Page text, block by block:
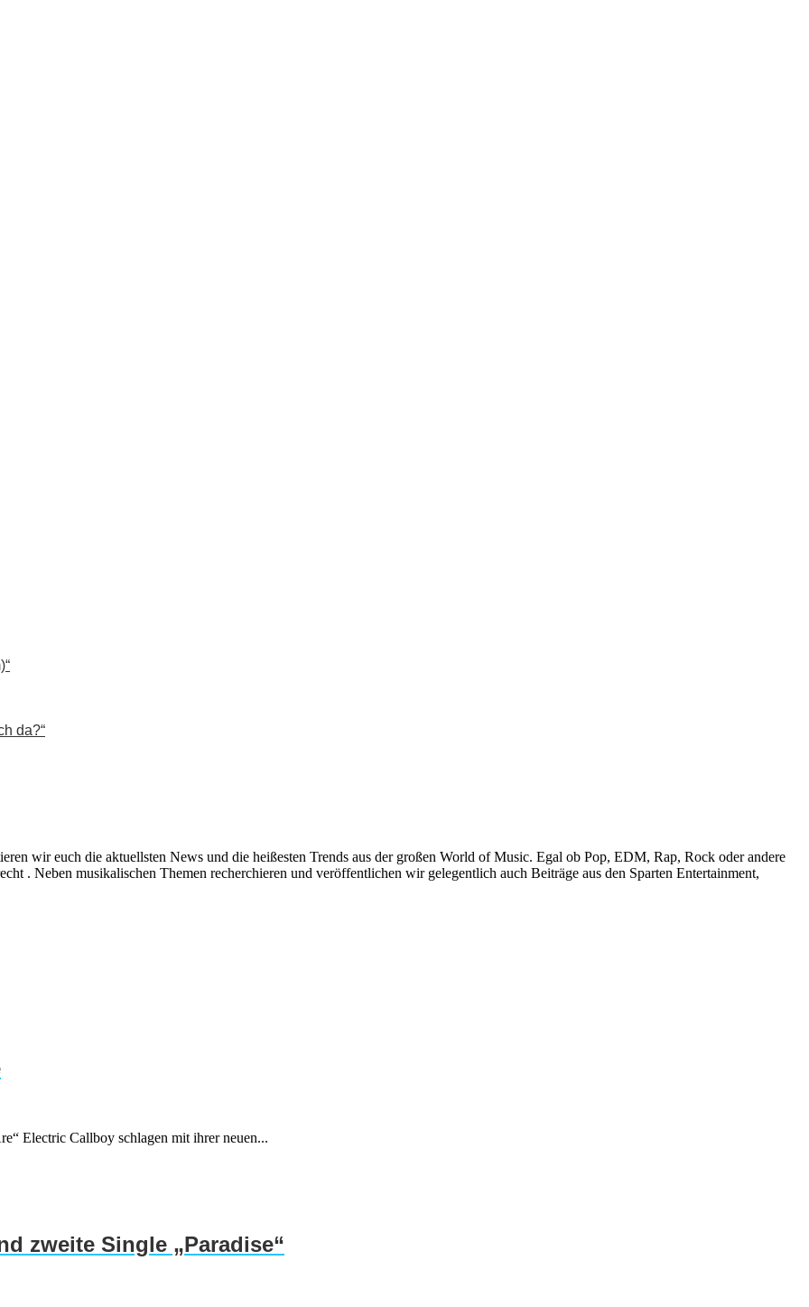
da?“
wir euch die aktuellsten News und die heißesten Trends aus der großen World of Music. Egal ob Pop, EDM, Rap, Rock oder andere
. Neben musikalischen Themen recherchieren und veröffentlichen wir gelegentlich auch Beiträge aus den Sparten Entertainment,
Electric Callboy schlagen mit ihrer neuen...
zweite Single „Paradise“